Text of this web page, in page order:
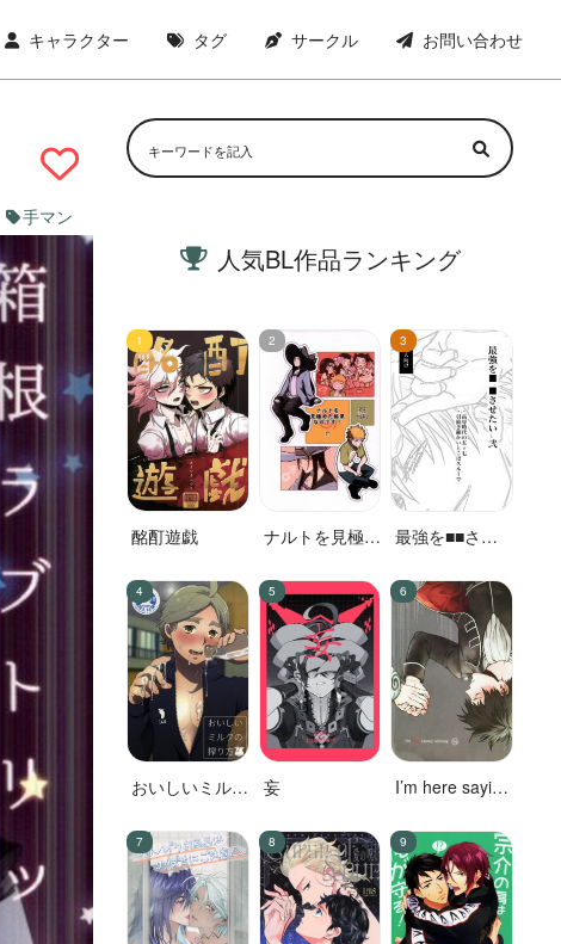
キャラクター タグ サークル お問い合わせ
手マン
人気BL作品ランキング
酩酊遊戯
ナルトを見極め
す!
最強を■■させ
おいしいミルク
妄
I’m here saying